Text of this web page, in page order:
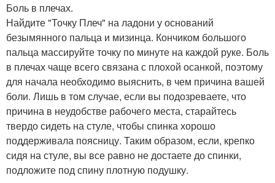
Боль в плечах.
Найдите "Точку Плеч" на ладони у оснований
безымянного пальца и мизинца. Кончиком большого
пальца массируйте точку по минуте на каждой руке. Боль
в плечах чаще всего связана с плохой осанкой, поэтому
для начала необходимо выяснить, в чем причина вашей
боли. Лишь в том случае, если вы подозреваете, что
причина в неудобстве рабочего места, старайтесь
твердо сидеть на стуле, чтобы спинка хорошо
поддерживала поясницу. Таким образом, если, крепко
сидя на стуле, вы все равно не достаете до спинки,
подложите под спину плотную подушку.